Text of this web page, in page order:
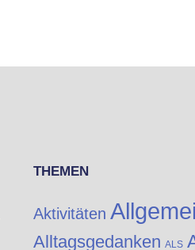
THEMEN
Aktivitäten
Alltagsgedanken ALS